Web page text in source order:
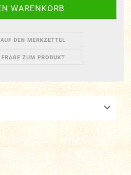
AUF DEN MERKZETTEL
FRAGE ZUM PRODUKT